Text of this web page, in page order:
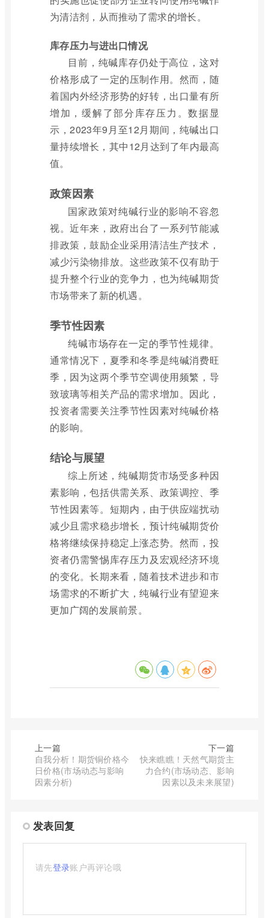
为清洁剂，从而推动了需求的增长。
库存压力与进出口情况
目前，纯碱库存仍处于高位，这对
价格形成了一定的压制作用。然而，随
着国内外经济形势的好转，出口量有所
增加，缓解了部分库存压力。数据显
示，2023年9月至12月期间，纯碱出口
量持续增长，其中12月达到了年内最高
值。
政策因素
国家政策对纯碱行业的影响不容忽
视。近年来，政府出台了一系列节能减
排政策，鼓励企业采用清洁生产技术，
减少污染物排放。这些政策不仅有助于
提升整个行业的竞争力，也为纯碱期货
市场带来了新的机遇。
季节性因素
纯碱市场存在一定的季节性规律。
通常情况下，夏季和冬季是纯碱消费旺
季，因为这两个季节空调使用频繁，导
致玻璃等相关产品的需求增加。因此，
投资者需要关注季节性因素对纯碱价格
的影响。
结论与展望
综上所述，纯碱期货市场受多种因
素影响，包括供需关系、政策调控、季
节性因素等。短期内，由于供应端扰动
减少且需求稳步增长，预计纯碱期货价
格将继续保持稳定上涨态势。然而，投
资者仍需警惕库存压力及宏观经济环境
的变化。长期来看，随着技术进步和市
场需求的不断扩大，纯碱行业有望迎来
更加广阔的发展前景。
上一篇
自我分析！期货铜价格今
日价格(市场动态与影响
因素分析)
下一篇
快来瞧瞧！天然气期货主
力合约(市场动态、影响
因素以及未来展望)
发表回复
请先登录账户再评论哦